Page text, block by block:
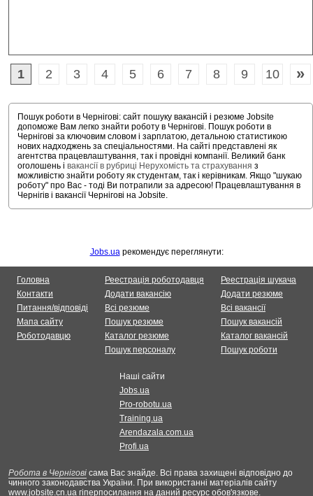
1 2 3 4 5 6 7 8 9 10 »
Пошук роботи в Чернігові: сайт пошуку вакансій і резюме Jobsite
допоможе Вам легко знайти роботу в Чернігові. Пошук роботи в
Чернігові за ключовим словом і зарплатою, детальною статистикою
нових надходжень за спеціальностями. На сайті представлені як
агентства працевлаштування, так і провідні компанії. Великий банк
оголошень і вакансії в рубриці Нерухомість та страхування з
можливістю знайти роботу як студентам, так і керівникам. Якщо "шукаю
роботу" про Вас - тоді Ви потрапили за адресою! Працевлаштування в
Чернігів і вакансії Чернігові на Jobsite.
Jobs.uaрекомендує переглянути:
Головна
Контакти
Питання/відповіді
Мапа сайту
Роботодавцю
Реестрація роботодавця
Додати вакансію
Всі резюме
Пошук резюме
Каталог резюме
Пошук персоналу
Реестрація шукача
Додати резюме
Всі вакансії
Пошук вакансій
Каталог вакансій
Пошук роботи
Наші сайти
Jobs.ua
Pro-robotu.ua
Training.ua
Arendazala.com.ua
Profi.ua
Робота в Чернігові сама Вас знайде. Всі права захищені відповідно до
чинного законодавства України. При використанні матеріалів сайту
www.jobsite.cn.ua гіперпосилання на даний ресурс обов'язкове.